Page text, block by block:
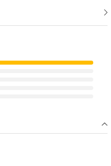
tärningar både praktiska
bra för spelkvällar som för